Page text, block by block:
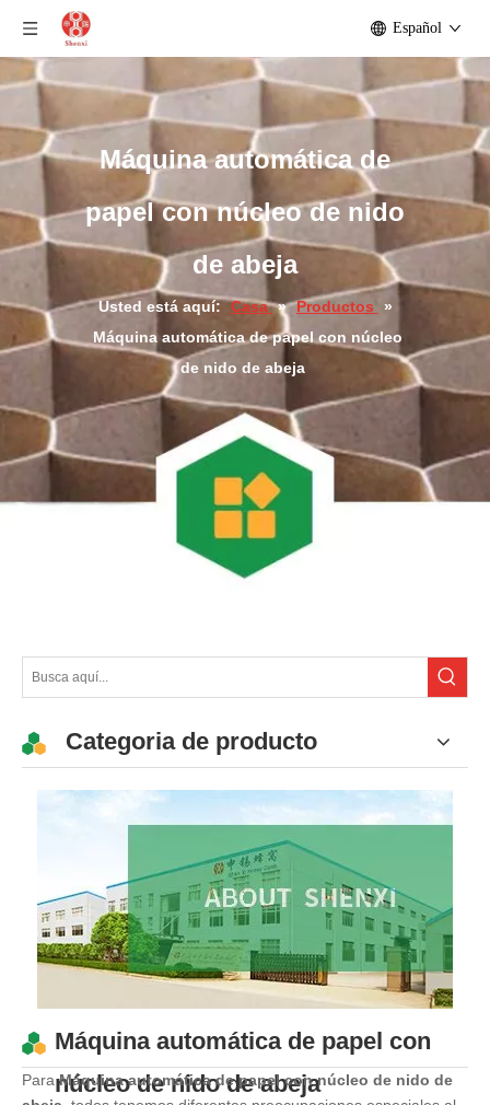
Español
Máquina automática de
papel con núcleo de nido
de abeja
Usted está aquí: Casa » Productos
»
Máquina automática de papel con núcleo
de nido de abeja
Categoria de producto
Máquina automática de papel con
núcleo de nido de abeja
ParaMáquina automática de papel con núcleo de nido de